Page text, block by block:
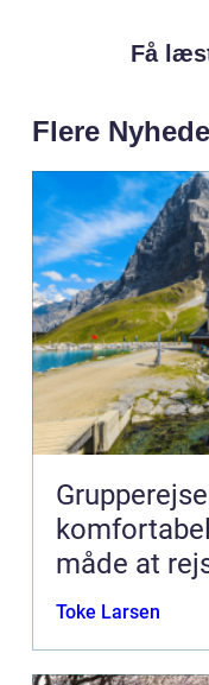
Få
Flere
måde at
Toke Larsen